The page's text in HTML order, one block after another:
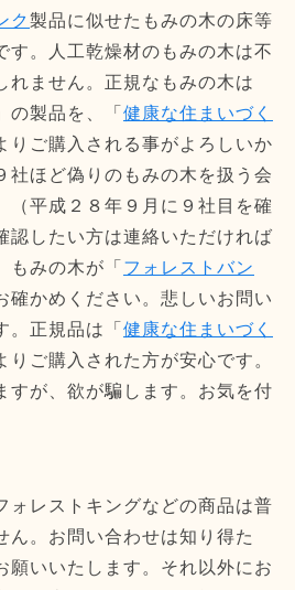
ク製品に似せたもみの木の床等
す。人工乾燥材のもみの木は不
れません。正規なもみの木は
」の製品を、「 健康な住まいづく
りご購入される事がよろしいか
社ほど偽りのもみの木を扱う会
（平成２８年９月に９社目を確
認したい方は連絡いただければ
もみの木が「 フォレストバン
確かめください。悲しいお問い
。正規品は「 健康な住まいづく
りご購入された方が安心です。
すが、欲が騙します。お気を付
ォレストキングなどの商品は普
ん。お問い合わせは知り得た
願いいたします。それ以外にお